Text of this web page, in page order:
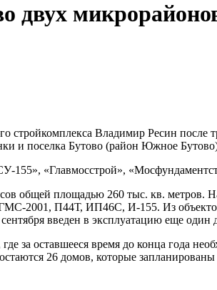
двух
Владимир Ресин после
и поселка Бутово (район Южное
155», «Главмосстрой»,
общей площадью 260 тыс. кв. метров.
2001, П44Т, ИП46С, И-155. Из объектов
введен в эксплуатацию еще один
за оставшееся время до конца года
26 домов, которые